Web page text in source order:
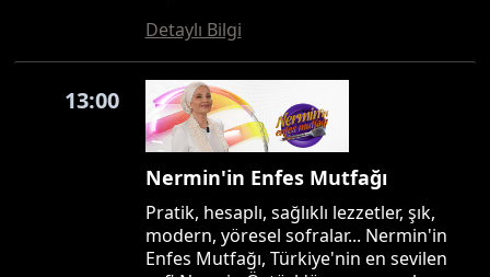
Detaylı Bilgi
13:00
Nermin'in Enfes Mutfağı
Pratik, hesaplı, sağlıklı lezzetler, şık,
modern, yöresel sofralar... Nermin'in
Enfes Mutfağı, Türkiye'nin en sevilen